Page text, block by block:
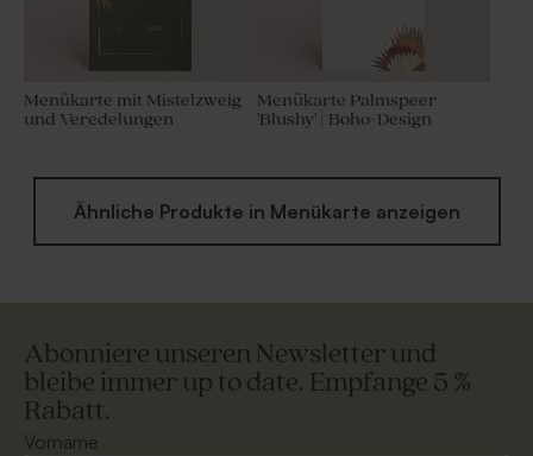
Menükarte mit Mistelzweig
und Veredelungen
Menükarte Palmspeer
'Blushy' | Boho-Design
Ähnliche Produkte in Menükarte anzeigen
Abonniere unseren Newsletter und
bleibe immer up to date. Empfange 5 %
Rabatt.
Vorname